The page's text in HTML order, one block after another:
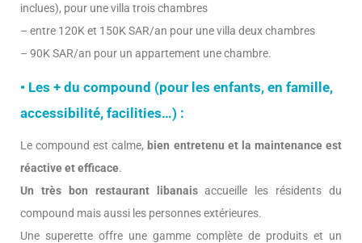
inclues), pour une villa trois chambres
– entre 120K et 150K SAR/an pour une villa deux chambres
– 90K SAR/an pour un appartement une chambre.
• Les + du compound (pour les enfants, en famille,
accessibilité, facilities…) :
Le compound est calme, bien entretenu et la maintenance est
réactive et efficace.
Un très bon restaurant libanaisaccueille les résidents du
compound mais aussi les personnes extérieures.
Une superette offre une gamme complète de produits et un